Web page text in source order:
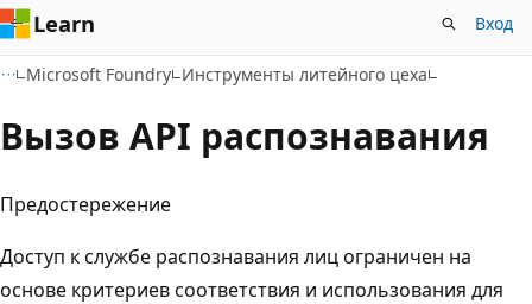
Learn Вход
Microsoft Foundry Инструменты литейного цеха
Вызов API распознавания
Предостережение
Доступ к службе распознавания лиц ограничен на
основе критериев соответствия и использования для